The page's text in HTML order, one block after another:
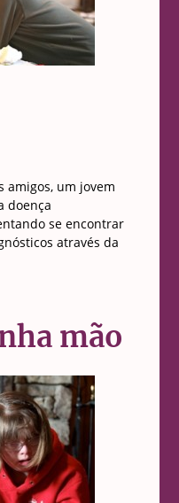
amigos, um jovem
doença
se encontrar
através da
mão